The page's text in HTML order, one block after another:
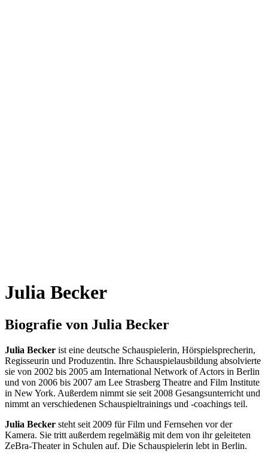
Julia Becker
Biografie von Julia Becker
Julia Becker ist eine deutsche Schauspielerin, Hörspielsprecherin,
Regisseurin und Produzentin. Ihre Schauspielausbildung absolvierte
sie von 2002 bis 2005 am International Network of Actors in Berlin
und von 2006 bis 2007 am Lee Strasberg Theatre and Film Institute
in New York. Außerdem nimmt sie seit 2008 Gesangsunterricht und
nimmt an verschiedenen Schauspieltrainings und -coachings teil.
Julia Becker steht seit 2009 für Film und Fernsehen vor der
Kamera. Sie tritt außerdem regelmäßig mit dem von ihr geleiteten
ZeBra-Theater in Schulen auf. Die Schauspielerin lebt in Berlin.